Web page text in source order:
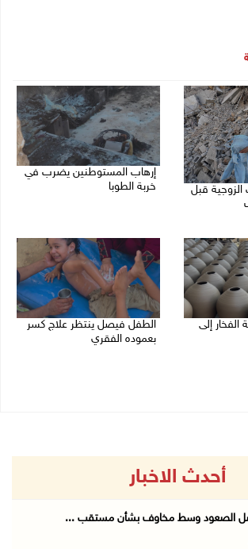
الزوجية قبل
إرهاب المستوطنين يضرب في
خربة الطوبا
الفخار إلى
الطفل فيصل ينتظر علاج كسر
بعموده الفقري
أحدث الاخبار
الصعود وسط مخاوف بشأن مستقب ...